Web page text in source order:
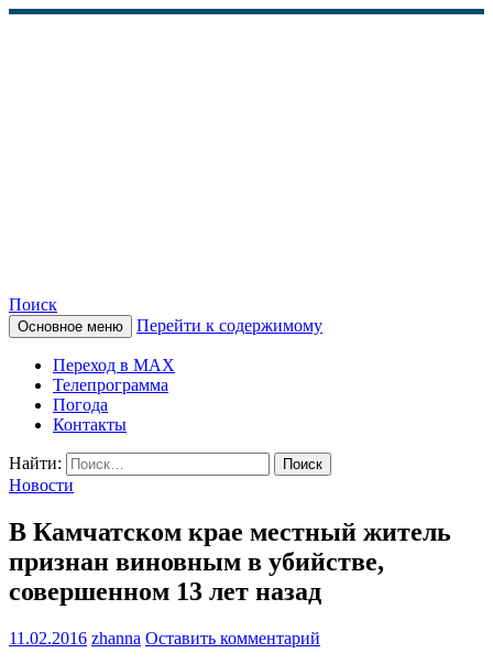
КАМЧАТСКОЕ
ИНФОРМАЦИОННОЕ
АГЕНТСТВО (КИА
«ВЕСТИ»)
Поиск
Основное меню Перейти к содержимому
Переход в MAX
Телепрограмма
Погода
Контакты
Найти:
Новости
В Камчатском крае местный житель
признан виновным в убийстве,
совершенном 13 лет назад
11.02.2016 zhanna Оставить комментарий